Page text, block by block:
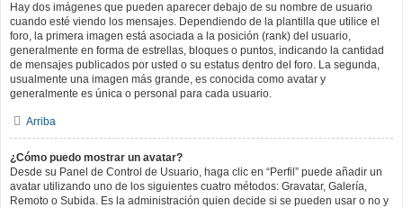
Hay dos imágenes que pueden aparecer debajo de su nombre de usuario
cuando esté viendo los mensajes. Dependiendo de la plantilla que utilice el
foro, la primera imagen está asociada a la posición (rank) del usuario,
generalmente en forma de estrellas, bloques o puntos, indicando la cantidad
de mensajes publicados por usted o su estatus dentro del foro. La segunda,
usualmente una imagen más grande, es conocida como avatar y
generalmente es única o personal para cada usuario.
Arriba
¿Cómo puedo mostrar un avatar?
Desde su Panel de Control de Usuario, haga clic en “Perfil” puede añadir un
avatar utilizando uno de los siguientes cuatro métodos: Gravatar, Galería,
Remoto o Subida. Es la administración quien decide si se pueden usar o no y